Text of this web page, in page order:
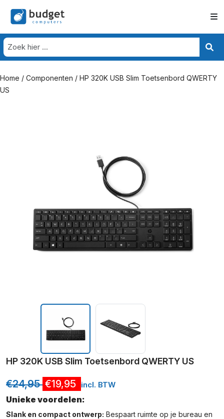
Home / Componenten / HP 320K USB Slim Toetsenbord QWERTY
US
HP 320K USB Slim Toetsenbord QWERTY US
€24,95 €19,95 incl. BTW
Unieke voordelen:
Slank en compact ontwerp: Bespaart ruimte op je bureau en